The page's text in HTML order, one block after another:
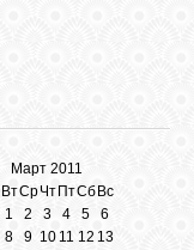
Март 2011
ВтСрЧт ПтСб Вс
1
2 3 4 5
6
8 9 1011 12 13